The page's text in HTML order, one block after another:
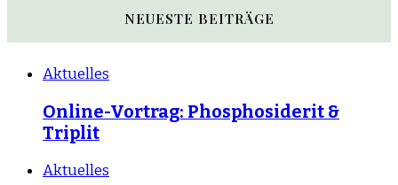
NEUESTE BEITRÄGE
Aktuelles
Online-Vortrag: Phosphosiderit &
Triplit
Aktuelles